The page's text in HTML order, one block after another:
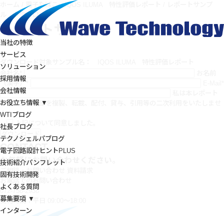
当社の特徴
サービス
ソリューション
採用情報
会社情報
お役立ち情報 ▼
WTIブログ
社長ブログ
テクノシェルパブログ
電子回路設計ヒントPLUS
技術紹介パンフレット
固有技術開発
よくある質問
募集要項 ▼
インターン
電子たばこ IQOS ILUMA 特性評価レポート
ル ダウンロード
レポートサンプル ダウンロード
ダウンロード対象サンプル名： IQOS ILUMA 特性評価レポート
会社名*
（漢字）*
の全部又は一部を複製、転載、配付、貸与、引用等の二次利用をいたしませ
ん。
上記について同意しました。
CONTACT
お気軽にお問い合わせください。
ご相談・お問い合わせ
072-758-2938
受付時間：平日 09:00～18:00